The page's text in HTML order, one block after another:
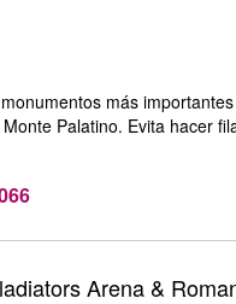
más
Palatino. Evita hacer
Arena &